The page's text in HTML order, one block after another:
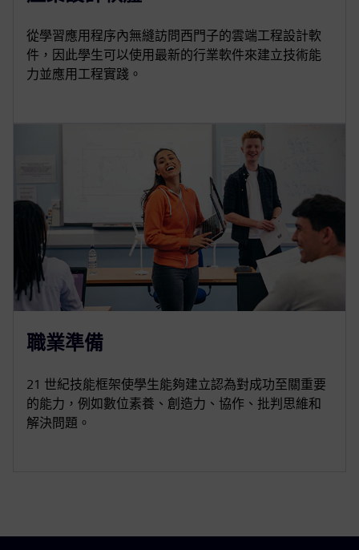
從學習應用程序內無縫訪問西門子的雲端工程設計軟
件，因此學生可以使用最新的行業軟件來建立技術能
力並應用工程實踐。
職業準備
21 世紀技能框架使學生能夠建立認為對成功至關重要
的能力，例如數位素養、創造力、協作、批判思維和
解決問題。